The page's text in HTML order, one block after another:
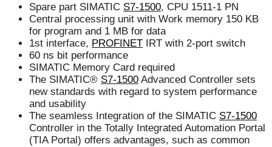
Spare part SIMATIC S7-1500, CPU 1511-1 PN
Central processing unit with Work memory 150 KB
for program and 1 MB for data
1st interface, PROFINET IRT with 2-port switch
60 ns bit performance
SIMATIC Memory Card required
The SIMATIC® S7-1500 Advanced Controller sets
new standards with regard to system performance
and usability
The seamless Integration of the SIMATIC S7-1500
Controller in the Totally Integrated Automation Portal
(TIA Portal) offers advantages, such as common